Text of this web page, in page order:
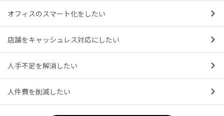
オフィスのスマート化をしたい
店舗をキャッシュレス対応にしたい
人手不足を解消したい
人件費を削減したい